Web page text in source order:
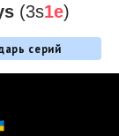
(3s1e)
серий